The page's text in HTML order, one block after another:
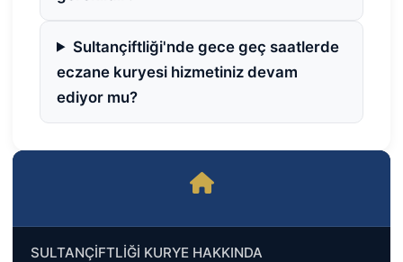
SULTANÇİFTLİĞİ KURYE HAKKINDA
Sultançiftliği'nde gece geç saatlerde
eczane kuryesi hizmetiniz devam
ediyor mu?